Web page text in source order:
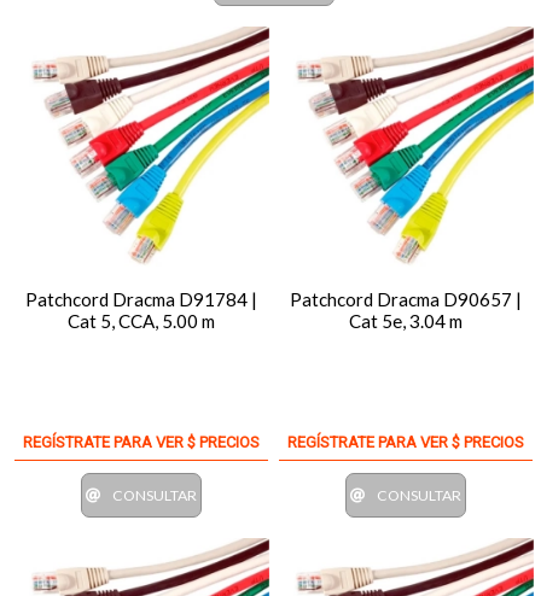
Patchcord Dracma D91784 |
Cat 5, CCA, 5.00 m
REGÍSTRATE PARA VER $ PRECIOS
CONSULTAR
Patchcord Dracma D90657 |
Cat 5e, 3.04 m
REGÍSTRATE PARA VER $ PRECIOS
CONSULTAR